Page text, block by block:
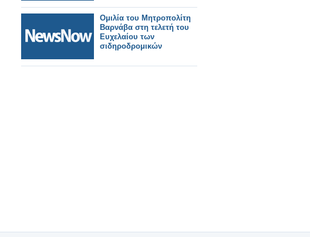
Ομιλία του Μητροπολίτη
Βαρνάβα στη τελετή του
Ευχελαίου των
σιδηροδρομικών